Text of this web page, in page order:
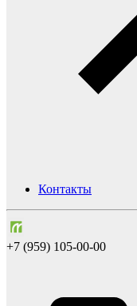
Контакты
+7 (959) 105-00-00